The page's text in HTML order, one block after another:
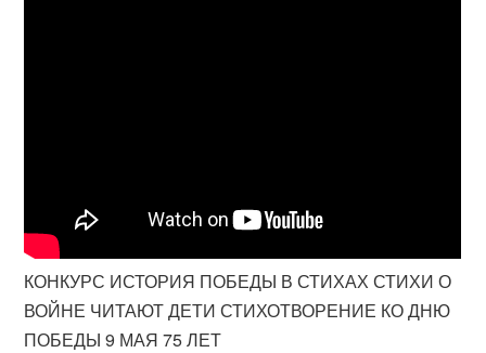
КОНКУРС ИСТОРИЯ ПОБЕДЫ В СТИХАХ СТИХИ О
ВОЙНЕ ЧИТАЮТ ДЕТИ СТИХОТВОРЕНИЕ КО ДНЮ
ПОБЕДЫ 9 МАЯ 75 ЛЕТ